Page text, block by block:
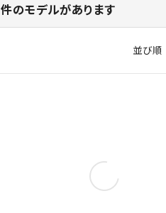
件のモデルがあります
並び順